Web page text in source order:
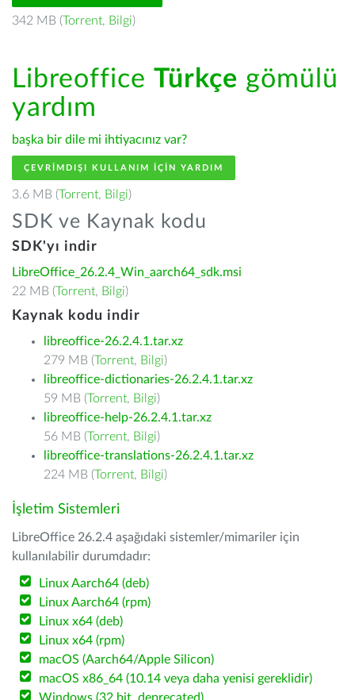
342 MB (Torrent, Bilgi)
Libreoffice Türkçe gömülü
yardım
başka bir dile mi ihtiyacınız var?
ÇEVRIMDIŞI KULLANIM IÇIN YARDIM
3.6 MB (Torrent, Bilgi)
SDK ve Kaynak kodu
SDK'yı indir
LibreOffice_26.2.4_Win_aarch64_sdk.msi
22 MB (Torrent, Bilgi)
Kaynak kodu indir
libreoffice-26.2.4.1.tar.xz
279 MB (Torrent, Bilgi)
libreoffice-dictionaries-26.2.4.1.tar.xz
59 MB (Torrent, Bilgi)
libreoffice-help-26.2.4.1.tar.xz
56 MB (Torrent, Bilgi)
libreoffice-translations-26.2.4.1.tar.xz
224 MB (Torrent, Bilgi)
İşletim Sistemleri
LibreOffice 26.2.4 aşağıdaki sistemler/mimariler için
kullanılabilir durumdadır:
Linux Aarch64 (deb)
Linux Aarch64 (rpm)
Linux x64 (deb)
Linux x64 (rpm)
macOS (Aarch64/Apple Silicon)
macOS x86_64 (10.14 veya daha yenisi gereklidir)